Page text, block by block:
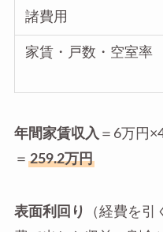
諸費用
家賃・戸数・空室率
年間家賃収入 ＝6万円
＝ 259.2万円
表面利回り
（経費を